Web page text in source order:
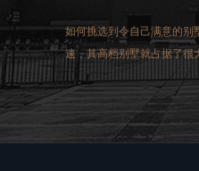
如何挑选到令自己满意的别
速，其高档别墅就占据了很
这一市场，选择生产的非
准。同时做好三方面的工作
良好的品牌形象。在高档
较重要的一个方面，选择到